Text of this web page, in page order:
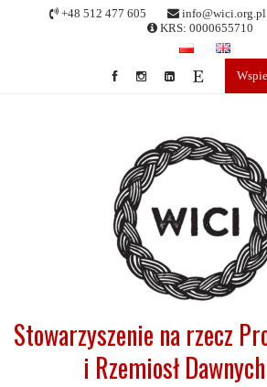
+48 512 477 605 info@wici.org.pl
KRS: 0000655710
Stowarzyszenie na rzecz
i Rzemiosł